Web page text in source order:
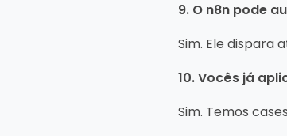
9. O n8n pode
Sim. Ele dispara
10. Vocês já
Sim. Temos